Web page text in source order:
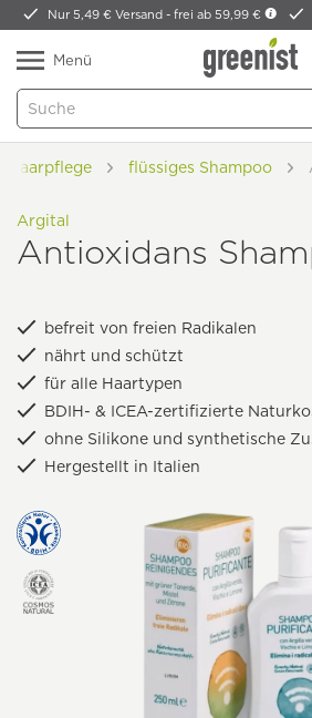
Nur 5,49 € Versand -frei ab 59,99 €
Menü
Haarpflege flüssiges Shampoo
Argital
Antioxidans
befreit von freien Radikalen
nährt und schützt
für alle Haartypen
BDIH- & ICEA-zertifizierte
ohne Silikone und synthetische
Hergestellt in Italien